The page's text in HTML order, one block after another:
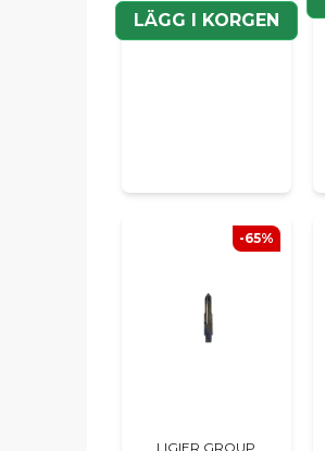
LÄGG I KORGEN
LIGIER GROUP
-65%